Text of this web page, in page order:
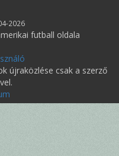
2026
futball oldala
újraközlése csak a szerző